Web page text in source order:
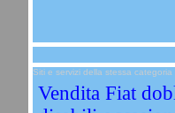
Siti e servizi della stessa categoria
Vendita Fiat